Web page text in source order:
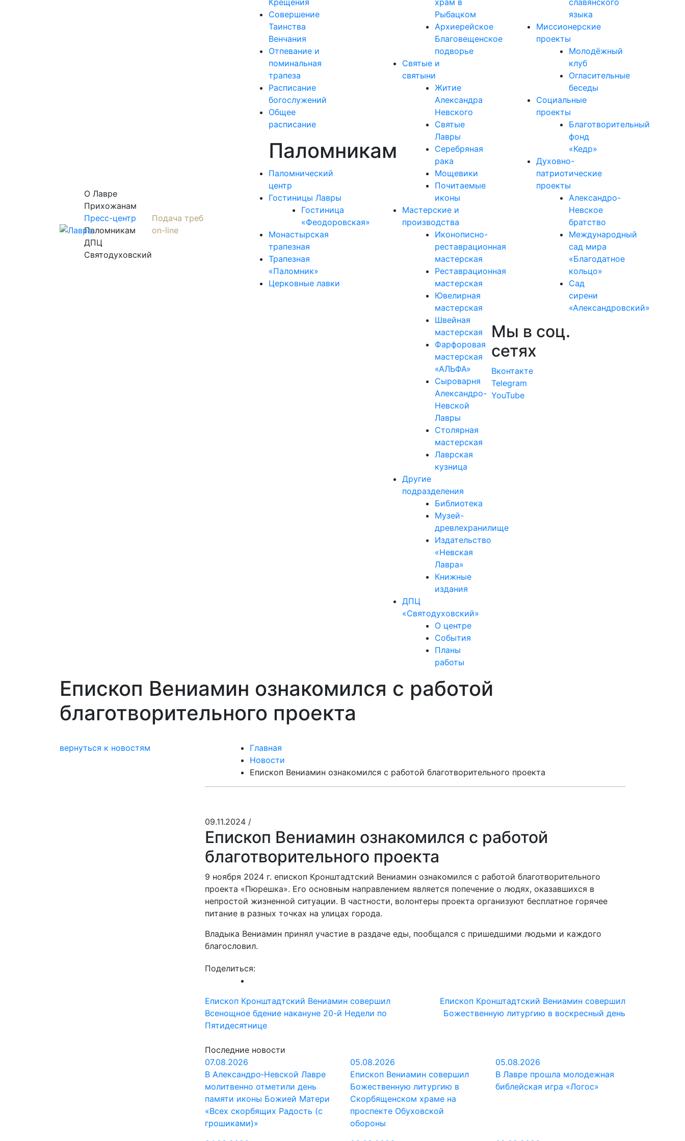
О Лаврe
Прихожанам
Пресс-центр
Паломникам
ДПЦ
Святодуховский
Подача треб
on-line
Крещения
Совершение
Таинства
Венчания
Отпевание и
поминальная
трапеза
Расписание
богослужений
Общее
расписание
Паломникам
Паломнический
центр
Гостиницы Лавры
Гостиница
«Феодоровская»
Монастырская
трапезная
Трапезная
«Паломник»
Церковные лавки
храм в
Рыбацком
Архиерейское
Благовещенское
подворье
Святые и
святыни
Житие
Александра
Невского
Святые
Лавры
Серебряная
рака
Мощевики
Почитаемые
иконы
Мастерские и
производства
Иконописно-
реставрационная
мастерская
Реставрационная
мастерская
Ювелирная
мастерская
Швейная
мастерская
Фарфоровая
мастерская
«АЛЬФА»
Сыроварня
Александро-
Невской
Лавры
Столярная
мастерская
Лаврская
кузница
Другие
подразделения
Библиотека
Музей-
древлехранилище
Издательство
«Невская
Лавра»
Книжные
издания
ДПЦ
«Святодуховский»
О центре
События
Планы
работы
славянского
языка
Миссионерские
проекты
Молодёжный
клуб
Огласительные
беседы
Социальные
проекты
Благотворительный
фонд
«Кедр»
Духовно-
патриотические
проекты
Александро-
Невское
братство
Международный
сад мира
«Благодатное
кольцо»
Сад
сирени
«Александровский»
Мы в соц.
сетях
Вконтакте
Telegram
YouTube
Епископ Вениамин ознакомился с работой
благотворительного проекта
вернуться к новостям
Главная
Новости
Епископ Вениамин ознакомился с работой благотворительного проекта
09.11.2024 /
Епископ Вениамин ознакомился с работой
благотворительного проекта
9 ноября 2024 г. епископ Кронштадтский Вениамин ознакомился с работой благотворительного
проекта «Пюрешка». Его основным направлением является попечение о людях, оказавшихся в
непростой жизненной ситуации. В частности, волонтеры проекта организуют бесплатное горячее
питание в разных точках на улицах города.
Владыка Вениамин принял участие в раздаче еды, пообщался с пришедшими людьми и каждого
благословил.
Поделиться:
Навигация
по
записям
Епископ Кронштадтский Вениамин совершил
Всенощное бдение накануне 20-й Недели по
Пятидесятнице
Епископ Кронштадтский Вениамин совершил
Божественную литургию в воскресный день
Последние новости
07.08.2026
В Александро‑Невской Лавре
молитвенно отметили день
памяти иконы Божией Матери
«Всех скорбящих Радость (с
грошиками)»
05.08.2026
Епископ Вениамин совершил
Божественную литургию в
Скорбященском храме на
проспекте Обуховской
обороны
05.08.2026
В Лавре прошла молодежная
библейская игра «Логос»